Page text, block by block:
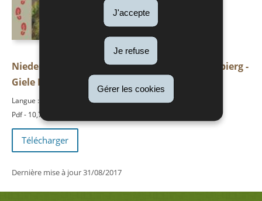
J'accepte
Je refuse
Gérer les cookies
Niedercorn / Pétange - Naturlehrpfad Prënzebierg -
Giele Botter (Brochüre)
Langue :
Pdf - 10,76 Mo - 100 page(s)
Télécharger
Dernière mise à jour31/08/2017